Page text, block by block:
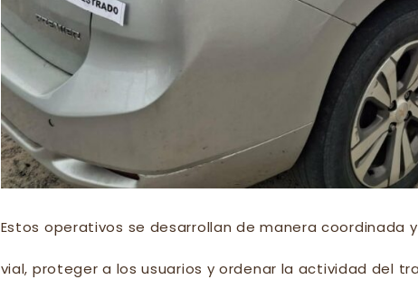
Estos operativos se desarrollan de manera
vial, proteger a los usuarios y ordenar la actividad del